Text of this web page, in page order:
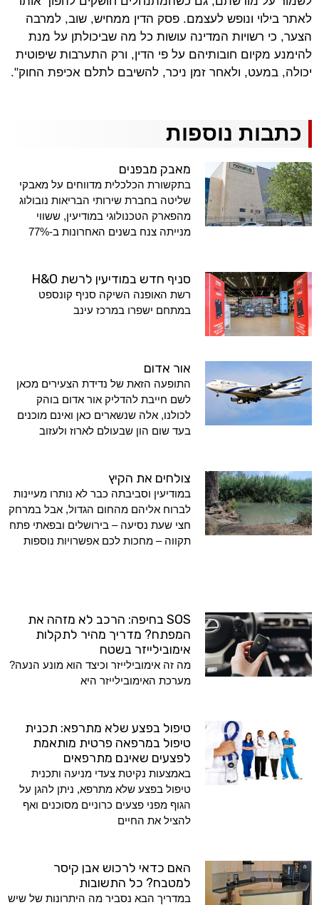
לאתר בילוי ונופש לעצמם. פסק הדין ממחיש, שוב, למרבה
הצער, כי רשויות המדינה עושות כל מה שביכולתן על מנת
להימנע מקיום חובותיהם על פי הדין, ורק התערבות שיפוטית
יכולה, במעט, ולאחר זמן ניכר, להשיבם לתלם אכיפת החוק".
כתבות נוספות
מאבק מבפנים
בתקשורת הכלכלית מדווחים על מאבקי
שליטה בחברת שירותי הבריאות נובולוג
מהפארק הטכנולוגי במודיעין, ששווי
מנייתה צנח בשנים האחרונות ב-77%
סניף חדש במודיעין לרשת H&O
רשת האופנה השיקה סניף קונספט
במתחם ישפרו במרכז עינב
אור אדום
התופעה הזאת של נדידת הצעירים מכאן
לשם חייבת להדליק אור אדום בוהק
לכולנו, אלה שנשארים כאן ואינם מוכנים
בעד שום הון שבעולם לארוז ולעזוב
צולחים את הקיץ
במודיעין וסביבתה כבר לא נותרו מעיינות
לברוח אליהם מהחום הגדול, אבל במרחק
חצי שעת נסיעה – בירושלים ובפאתי פתח
תקווה – מחכות לכם אפשרויות נוספות
SOS בחיפה: הרכב לא מזהה את
המפתח? מדריך מהיר לתקלות
אימובילייזר בשטח
מה זה אימובילייזר וכיצד הוא מונע הנעה?
מערכת האימובילייזר היא
טיפול בפצע שלא מתרפא: תכנית
טיפול במרפאה פרטית מותאמת
לפצעים שאינם מתרפאים
באמצעות נקיטת צעדי מניעה ותכנית
טיפול בפצע שלא מתרפא, ניתן להגן על
הגוף מפני פצעים כרוניים מסוכנים ואף
להציל את החיים
האם כדאי לרכוש אבן קיסר
למטבח? כל התשובות
במדריך הבא נסביר מה היתרונות של שיש